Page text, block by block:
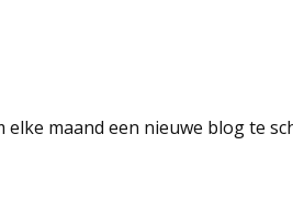
maand een nieuwe blog te